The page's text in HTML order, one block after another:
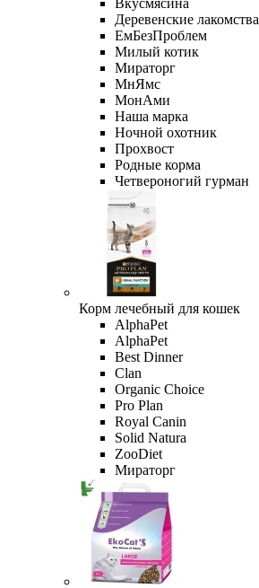
Деревенские лакомства
ЕмБезПроблем
Милый котик
Мираторг
МнЯмс
МонАми
Наша марка
Ночной охотник
Прохвост
Родные корма
Четвероногий гурман
Корм лечебный для кошек
AlphaPet
AlphaPet
Best Dinner
Clan
Organic Сhoice
Pro Plan
Royal Canin
Solid Natura
ZooDiet
Мираторг